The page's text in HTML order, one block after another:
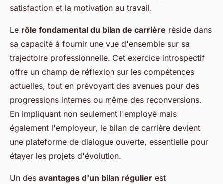
satisfaction et la motivation au travail.
Le rôle fondamental du bilan de carrière réside dans
sa capacité à fournir une vue d'ensemble sur sa
trajectoire professionnelle. Cet exercice introspectif
offre un champ de réflexion sur les compétences
actuelles, tout en prévoyant des avenues pour des
progressions internes ou même des reconversions.
En impliquant non seulement l'employé mais
également l'employeur, le bilan de carrière devient
une plateforme de dialogue ouverte, essentielle pour
étayer les projets d'évolution.
Un des avantages d'un bilan régulier est